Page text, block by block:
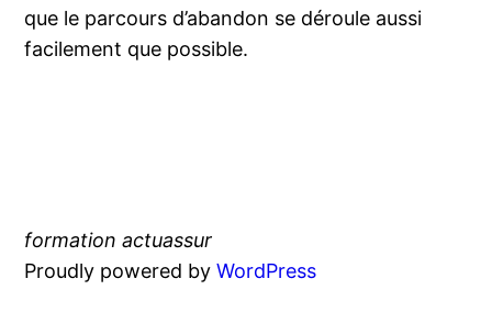
que le parcours d’abandon se déroule aussi
facilement que possible.
formation actuassur
Proudly powered byWordPress